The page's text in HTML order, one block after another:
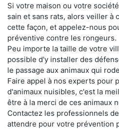
Si votre maison ou votre
sain et sans rats, alors veiller à
cette façon, et appelez-nous
préventive contre les rongeurs.
Peu importe la taille de votre
possible d'y installer des
le passage aux animaux qui
Faire appel à nos experts pour
d'animaux nuisibles, c'est la
être à la merci de ces animaux
Contactez les professionnels
attendre pour votre prévention